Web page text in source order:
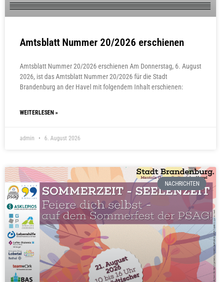
Amtsblatt Nummer 20/2026 erschienen
Amtsblatt Nummer 20/2026 erschienen Am Donnerstag, 6. August
2026, ist das Amtsblatt Nummer 20/2026 für die Stadt
Brandenburg an der Havel mit folgendem Inhalt erschienen:
WEITERLESEN »
admin 6. August 2026
NACHRICHTEN